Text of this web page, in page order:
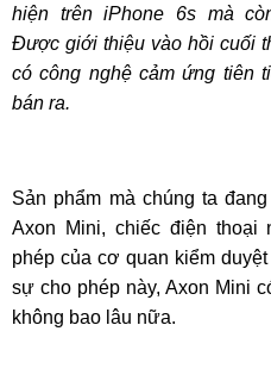
hiện trên iPhone 6s mà
Được giới thiệu vào hồi cuối
có công nghệ cảm ứng tiên
bán ra.
Sản phẩm mà chúng ta
Axon Mini, chiếc điện
phép của cơ quan kiểm
sự cho phép này, Axon Mini
không bao lâu nữa.